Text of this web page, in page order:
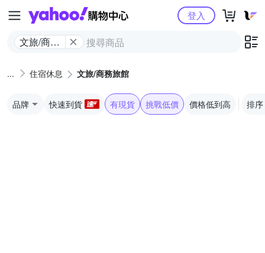
Yahoo購物中心
文旅/商務
登入
住宿休息 文旅/商務旅館
品牌 快速到貨 有現貨 挑戰低價 價格低到高 排序